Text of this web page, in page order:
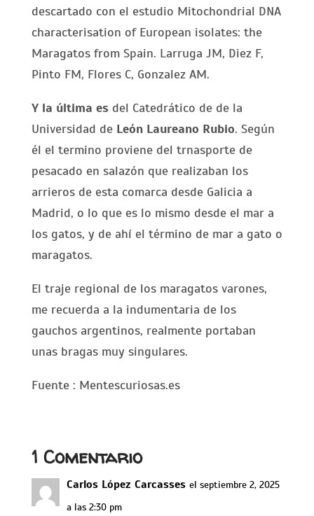
descartado con el estudio Mitochondrial DNA
characterisation of European isolates: the
Maragatos from Spain. Larruga JM, Diez F,
Pinto FM, Flores C, Gonzalez AM.
Y la última es del Catedrático de de la
Universidad de León Laureano Rubio. Según
él el termino proviene del trnasporte de
pesacado en salazón que realizaban los
arrieros de esta comarca desde Galicia a
Madrid, o lo que es lo mismo desde el mar a
los gatos, y de ahí el término de mar a gato o
maragatos.
El traje regional de los maragatos varones,
me recuerda a la indumentaria de los
gauchos argentinos, realmente portaban
unas bragas muy singulares.
Fuente : Mentescuriosas.es
1 Comentario
Carlos López Carcasses el septiembre 2, 2025
a las 2:30 pm